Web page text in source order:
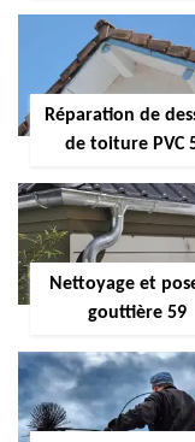
Réparation de
de toiture PVC
Nettoyage et
gouttière 59